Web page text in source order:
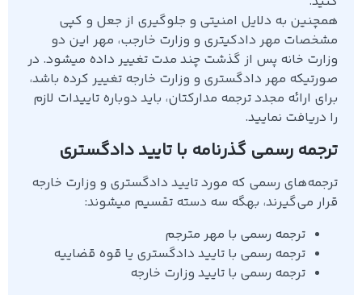
همچنین به دلایل امنیتی و جلوگیری از جعل و کپی
مشخصات مهر دادکیتری و وزارت خارجب، مهر این دو
وزارت خانه پس از گذشت چند مدت تغییر داده میشود. در
صورتیکه مهر دادگستری و وزارت خارجه تغییر کرده باشد،
برای ارائه مجدد ترجمه مدارکتان، باید دوباره تاییدات لازم
را دریافت نمایید.
ترجمه رسمی گذرنامه با تایید دادگستری
ترجمه‌های رسمی که مورد تایید دادگستری و وزارت خارجه
قرار می‌گیرند، بهگه سه دسته تقسیم میشوند:
ترجمه رسمی با مهر مترجم
ترجمه رسمی با تایید دادگستری یا قوه قضاییه
ترجمه رسمی با تایید وزارت خارجه